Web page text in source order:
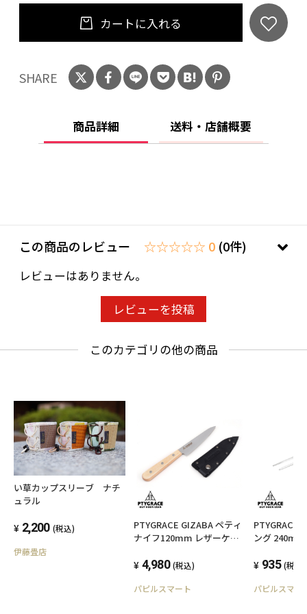
カートに入れる
SHARE
商品詳細 送料・店舗概要
この商品のレビュー ☆☆☆☆☆ 0 (0件)
レビューはありません。
レビューを投稿
このカテゴリの他の商品
い草カップスリーブ ナチ
ュラル
2,200 (税込)
伊藤畳店
PTYGRACE GIZABA ペティ
ナイフ120mm レザーケー
トドア レジャー ナイフ 日
4,980 (税込)
パピルスマート
PTYGRACE
ング
調理 日本製
935 (税込)
パピルスマー